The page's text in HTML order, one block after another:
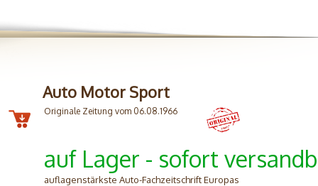
Auto Motor Sport
Originale Zeitung vom 06.08.1966
auf Lager - sofort
auflagenstärkste Auto-Fachzeitschrift Europas